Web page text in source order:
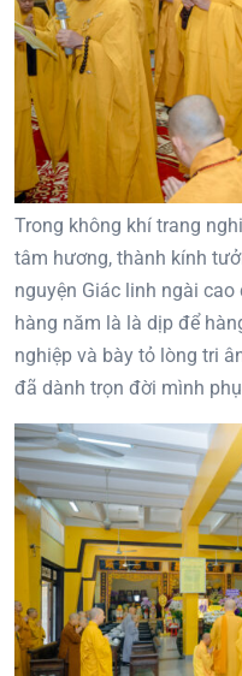
Trong không khí trang
tâm hương, thành kính
nguyện Giác linh ngài
hàng năm là là dịp để
nghiệp và bày tỏ lòng tri
đã dành trọn đời mình